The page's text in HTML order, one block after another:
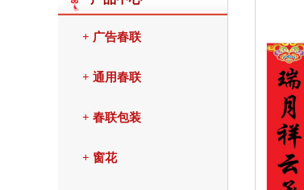
+ 广告春联
+ 通用春联
+ 春联包装
+ 窗花